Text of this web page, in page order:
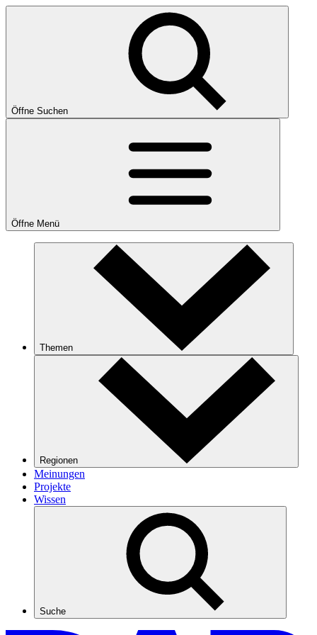
Öffne Suchen
Öffne Menü
Themen
Regionen
Meinungen
Projekte
Wissen
Suche